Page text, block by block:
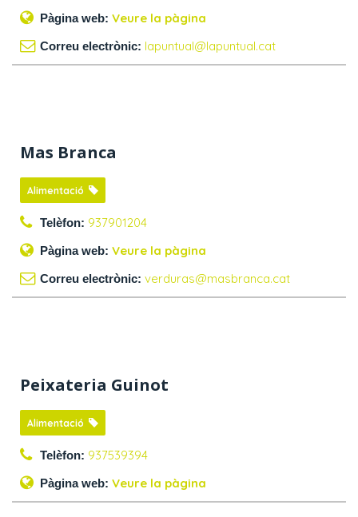
Pàgina web: Veure la pàgina
Correu electrònic: lapuntual@lapuntual.cat
Mas Branca
Alimentació
Telèfon: 937901204
Pàgina web: Veure la pàgina
Correu electrònic: verduras@masbranca.cat
Peixateria Guinot
Alimentació
Telèfon: 937539394
Pàgina web: Veure la pàgina